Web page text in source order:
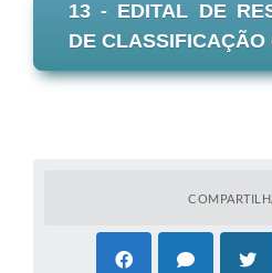
13 - EDITAL DE
DE CLASSIFICAÇÃO